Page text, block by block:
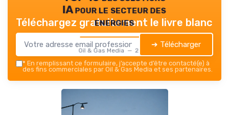
IA pour le secteur des
energies
Oil & Gas Media — 2026
Téléchargez gratuitement le livre blanc
➔ Télécharger
* En remplissant ce formulaire, j’accepte d’être contacté(e) à
des fins commerciales par Oil & Gas Media et ses partenaires.